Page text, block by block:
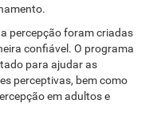
percepção foram criadas
confiável. O programa
para ajudar as
perceptivas, bem como
em adultos e